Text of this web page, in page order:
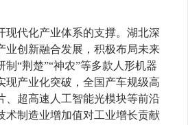
代化产业体系的支撑。湖北深
业创新融合发展，积极布局未来
制“荆楚”“神农”等多款人形机器
现产业化突破，全国产车规级高
、超高速人工智能光模块等前沿
术制造业增加值对工业增长贡献